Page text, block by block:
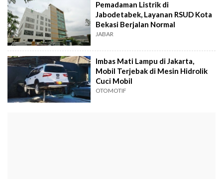
Pemadaman Listrik di
Jabodetabek, Layanan RSUD Kota
Bekasi Berjalan Normal
JABAR
Imbas Mati Lampu di Jakarta,
Mobil Terjebak di Mesin Hidrolik
Cuci Mobil
OTOMOTIF